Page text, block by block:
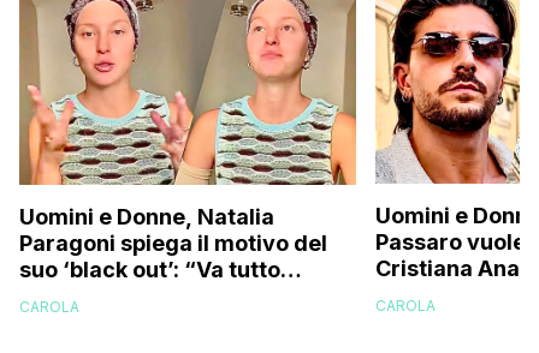
Uomini e Donne, Natalia
Paragoni spiega il motivo del
suo ‘black out’: “Va tutto
benissimo ma…”
CAROLA
Uomini e
Passaro vuole
Cristiana
corteggiatore
CAROLA